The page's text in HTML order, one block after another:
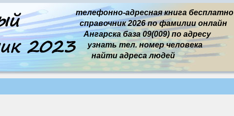
телефонно-адресная книга бесплатно
справочник 2026 по фамилии онлайн
Ангарска база 09(009) по адресу
узнать тел. номер человека
найти адреса людей